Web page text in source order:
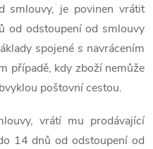
smlouvy, je povinen vrátit
od odstoupení od smlouvy
spojené s navrácením
případě, kdy zboží nemůže
poštovní cestou.
vrátí mu prodávající
14 dnů od odstoupení od